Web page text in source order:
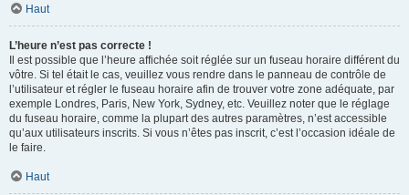
Haut
L’heure n’est pas correcte !
Il est possible que l’heure affichée soit réglée sur un fuseau horaire différent du
vôtre. Si tel était le cas, veuillez vous rendre dans le panneau de contrôle de
l’utilisateur et régler le fuseau horaire afin de trouver votre zone adéquate, par
exemple Londres, Paris, New York, Sydney, etc. Veuillez noter que le réglage
du fuseau horaire, comme la plupart des autres paramètres, n’est accessible
qu’aux utilisateurs inscrits. Si vous n’êtes pas inscrit, c’est l’occasion idéale de
le faire.
Haut